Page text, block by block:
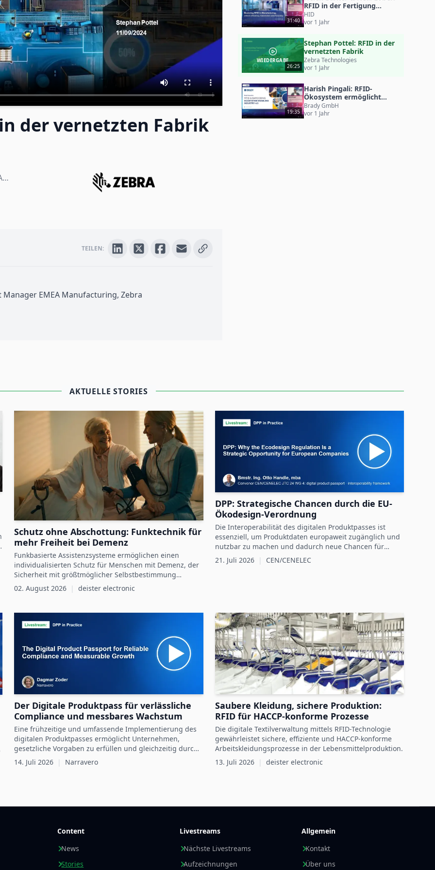
der vernetzten Fabrik
TEILEN:
EMEA Manufacturing, Zebra
verhelfen. Erhalten Sie Einblicke
gestalten. Erfahren Sie mehr wie
optimieren kann.
31:40
RFID in der Fertigung
meistern
HID
vor 1 Jahr
WIEDERGABE
26:25
Stephan Pottel: RFID in der
vernetzten Fabrik
Zebra Technologies
vor 1 Jahr
19:35
Harish Pingali: RFID-
Ökosystem ermöglicht
Industrie 4.0 (und 5.0)
Brady GmbH
vor 1 Jahr
AKTUELLE STORIES
Schutz ohne Abschottung: Funktechnik für
mehr Freiheit bei Demenz
Funkbasierte Assistenzsysteme ermöglichen einen
individualisierten Schutz für Menschen mit Demenz, der
Sicherheit mit größtmöglicher Selbstbestimmung
verbindet.
02. August 2026 | deister electronic
DPP: Strategische Chancen durch die EU-
Ökodesign-Verordnung
Die Interoperabilität des digitalen Produktpasses ist
essenziell, um Produktdaten europaweit zugänglich und
nutzbar zu machen und dadurch neue Chancen für
nachhaltige Unternehmensstrategien zu schaffen.
21. Juli 2026 | CEN/CENELEC
Der Digitale Produktpass für verlässliche
Compliance und messbares Wachstum
Eine frühzeitige und umfassende Implementierung des
digitalen Produktpasses ermöglicht Unternehmen,
gesetzliche Vorgaben zu erfüllen und gleichzeitig durch
digitale Produktdaten messbares Wachstum zu erzielen.
14. Juli 2026 | Narravero
Saubere Kleidung, sichere Produktion:
RFID für HACCP-konforme Prozesse
Die digitale Textilverwaltung mittels RFID-Technologie
gewährleistet sichere, effiziente und HACCP-konforme
Arbeitskleidungsprozesse in der Lebensmittelproduktion.
13. Juli 2026 | deister electronic
Content
News
Stories
Livestreams
Nächste Livestreams
Aufzeichnungen
Allgemein
Kontakt
Über uns